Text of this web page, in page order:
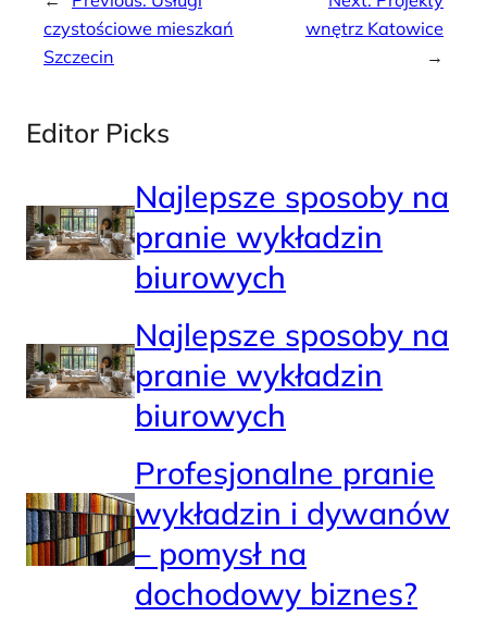
czystościowe mieszkań
Szczecin
wnętrz Katowice
→
Editor Picks
Najlepsze sposoby na
pranie wykładzin
biurowych
Najlepsze sposoby na
pranie wykładzin
biurowych
Profesjonalne pranie
wykładzin i dywanów
– pomysł na
dochodowy biznes?